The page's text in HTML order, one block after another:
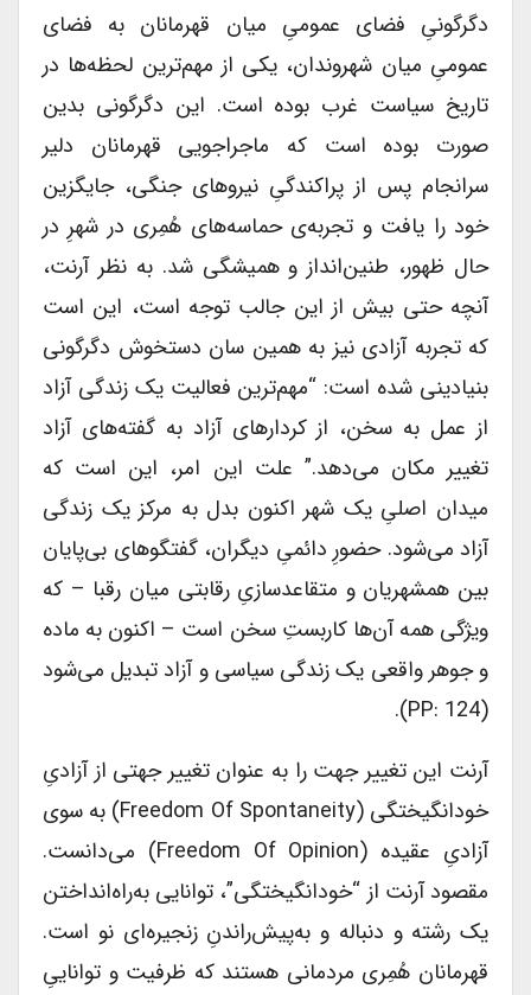
دگرگونیِ فضای عمومیِ میان قهرمانان به فضای
عمومیِ میان شهروندان، یکی از مهم‌ترین لحظه‌ها در
تاریخ سیاست غرب بوده است. این دگرگونی بدین
صورت بوده است که ماجراجویی قهرمانان دلیر
سرانجام پس از پراکندگیِ نیروهای جنگی، جایگزین
خود را یافت و تجربه‌ی حماسه‌های هُمِری در شهرِ در
حال ظهور، طنین‌انداز و همیشگی شد. به نظر آرنت،
آنچه حتی بیش از این جالب توجه است، این است
که تجربه آزادی نیز به همین سان دستخوش دگرگونی
بنیادینی شده است: “مهم‌ترین فعالیت یک زندگی آزاد
از عمل به سخن، از کردارهای آزاد به گفته‌های آزاد
تغییر مکان می‌دهد.” علت این امر، این است که
میدان اصلیِ یک شهر اکنون بدل به مرکز یک زندگی
آزاد می‌شود. حضورِ دائمیِ دیگران، گفتگوهای بی‌پایان
بین همشهریان و متقاعدسازیِ رقابتی میان رقبا – که
ویژگی همه آن‌ها کاربستِ سخن است – اکنون به ماده
و جوهر واقعی یک زندگی سیاسی و آزاد تبدیل می‌شود
آرنت این تغییر جهت را به عنوان تغییر جهتی از آزادیِ
خودانگیختگی (freedom Of Spontaneity) به سوی
آزادیِ عقیده (freedom Of Opinion) می‌دانست.
مقصود آرنت از “خودانگیختگی”، توانایی به‌راه‌انداختن
یک رشته و دنباله و به‌پیش‌راندنِ زنجیره‌ای نو است.
قهرمانان هُمِری مردمانی هستند که ظرفیت و تواناییِ